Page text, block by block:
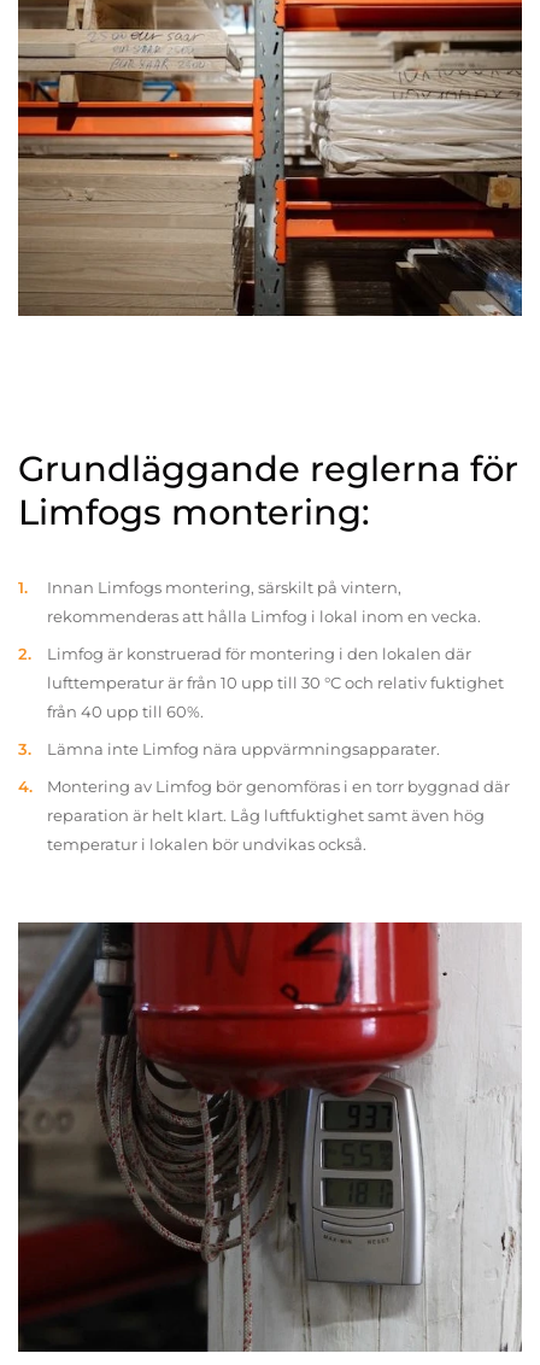
Grundläggande reglerna för
Limfogs montering:
Innan Limfogs montering, särskilt på vintern,
rekommenderas att hålla Limfog i lokal inom en vecka.
Limfog är konstruerad för montering i den lokalen där
lufttemperatur är från 10 upp till 30 °C och relativ fuktighet
från 40 upp till 60%.
Lämna inte Limfog nära uppvärmningsapparater.
Montering av Limfog bör genomföras i en torr byggnad där
reparation är helt klart. Låg luftfuktighet samt även hög
temperatur i lokalen bör undvikas också.